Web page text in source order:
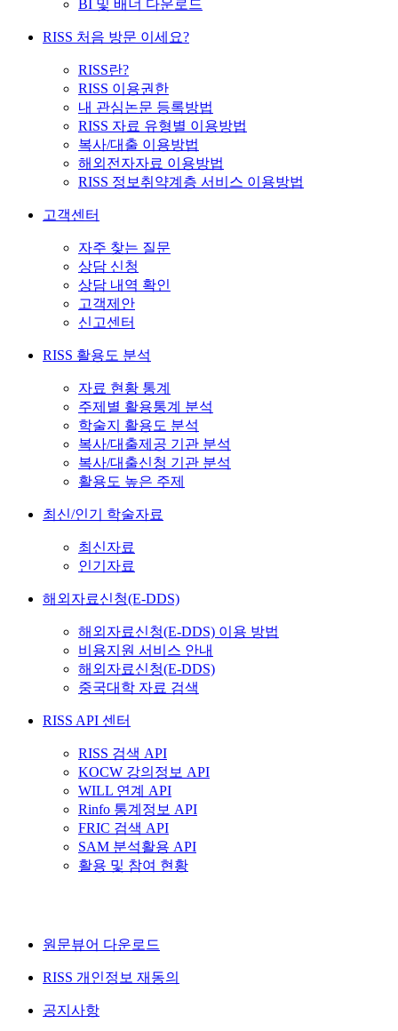
BI 및 배너 다운로드
RISS 처음 방문 이세요?
RISS란?
RISS 이용권한
내 관심논문 등록방법
RISS 자료 유형별 이용방법
복사/대출 이용방법
해외전자자료 이용방법
RISS 정보취약계층 서비스 이용방법
고객센터
자주 찾는 질문
상담 신청
상담 내역 확인
고객제안
신고센터
RISS 활용도 분석
자료 현황 통계
주제별 활용통계 분석
학술지 활용도 분석
복사/대출제공 기관 분석
복사/대출신청 기관 분석
활용도 높은 주제
최신/인기 학술자료
최신자료
인기자료
해외자료신청(E-DDS)
해외자료신청(E-DDS) 이용 방법
비용지원 서비스 안내
해외자료신청(E-DDS)
중국대학 자료 검색
RISS API 센터
RISS 검색 API
KOCW 강의정보 API
WILL 연계 API
Rinfo 통계정보 API
FRIC 검색 API
SAM 분석활용 API
활용 및 참여 현황
원문뷰어 다운로드
RISS 개인정보 재동의
공지사항